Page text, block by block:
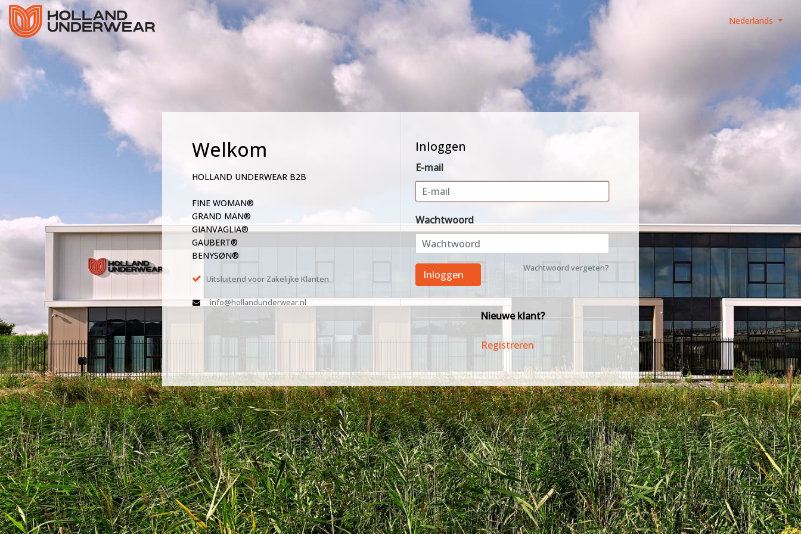
Nederlands
Welkom
HOLLAND UNDERWEAR B2B
FINE WOMAN®
GRAND MAN®
GIANVAGLIA®
GAUBERT®
BENYSØN®
Uitsluitend voor Zakelijke Klanten
info@hollandunderwear.nl
Inloggen
E-mail
Wachtwoord
Wachtwoord vergeten?
Inloggen
Nieuwe klant?
Registreren